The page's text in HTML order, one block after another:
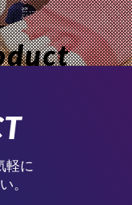
軽に
。